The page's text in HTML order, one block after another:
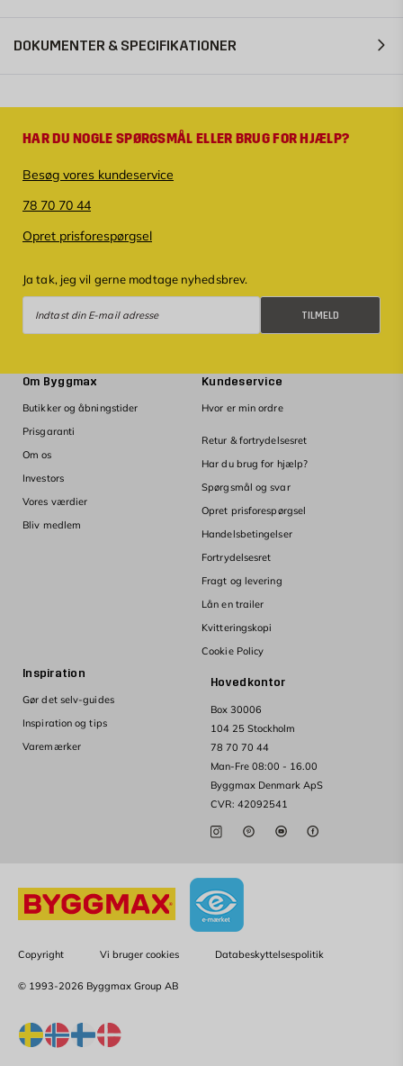
DOKUMENTER & SPECIFIKATIONER
HAR DU NOGLE SPØRGSMÅL ELLER BRUG FOR HJÆLP?
Besøg vores kundeservice
78 70 70 44
Opret prisforespørgsel
Ja tak, jeg vil gerne modtage nyhedsbrev.
TILMELD
Hovedkontor
Box 30006
104 25 Stockholm
78 70 70 44
Man-Fre 08:00 - 16.00
Byggmax Denmark ApS
CVR: 42092541
Om Byggmax
Butikker og åbningstider
Prisgaranti
Om os
Investors
Vores værdier
Bliv medlem
Kundeservice
Hvor er min ordre
Retur & fortrydelsesret
Har du brug for hjælp?
Spørgsmål og svar
Opret prisforespørgsel
Handelsbetingelser
Fortrydelsesret
Fragt og levering
Lån en trailer
Kvitteringskopi
Cookie Policy
Inspiration
Gør det selv-guides
Inspiration og tips
Varemærker
Copyright Vi bruger cookies Databeskyttelsespolitik
© 1993-2026 Byggmax Group AB